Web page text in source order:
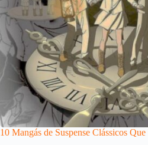
10 Mangás de Suspense Clássicos